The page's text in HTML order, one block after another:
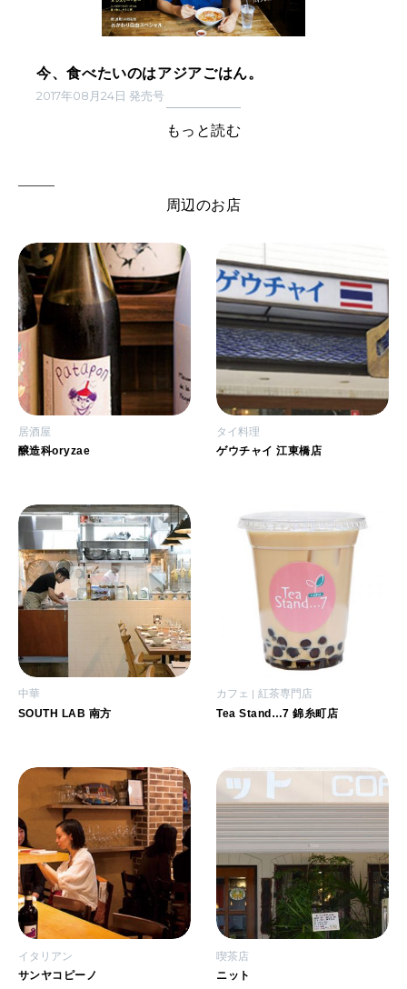
今、食べたいのはアジアごはん。
2017年08月24日 発売号
もっと読む
周辺のお店
居酒屋
醸造科oryzae
タイ料理
ゲウチャイ 江東橋店
中華
SOUTH LAB 南方
カフェ 紅茶専門店
Tea Stand…7 錦糸町店
イタリアン
サンヤコピーノ
喫茶店
ニット